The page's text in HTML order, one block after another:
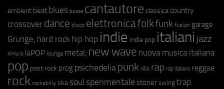
ambient beat blues bossa cantautore classica country
crossover dance disco elettronicafolkfunk fusion garage
Grunge; hard rock hip hop indie indie pop italiani jazz
kimura laPOP lounge metal; new wave nuova musica italiana
pop post rock prog psichedeliapunk r&b rap rap italiano reggae
rock rockabilly ska soul sperimentale stoner swing trap